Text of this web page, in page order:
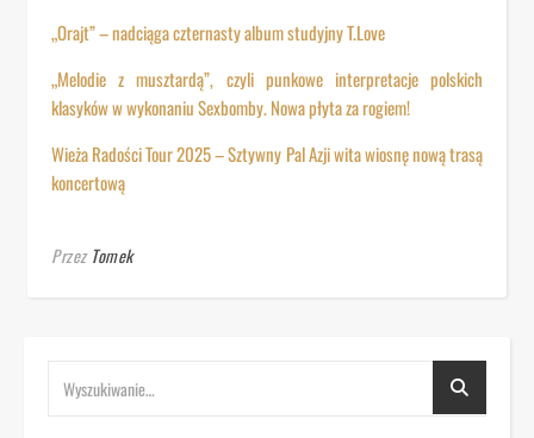
„Orajt” – nadciąga czternasty album studyjny T.Love
„Melodie z musztardą”, czyli punkowe interpretacje polskich
klasyków w wykonaniu Sexbomby. Nowa płyta za rogiem!
Wieża Radości Tour 2025 – Sztywny Pal Azji wita wiosnę nową trasą
koncertową
PrzezTomek